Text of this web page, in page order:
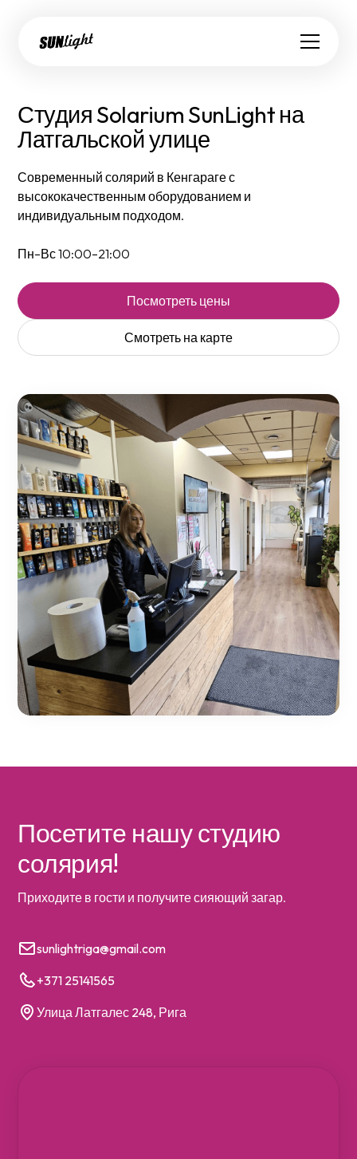
Студия Solarium SunLight на
Латгальской улице
Современный солярий в Кенгараге с
высококачественным оборудованием и
индивидуальным подходом.
Пн–Вс 10:00–21:00
Посмотреть цены
Смотреть на карте
Посетите нашу студию
солярия!
Приходите в гости и получите сияющий загар.
sunlightriga@gmail.com
+371 25141565
Улица Латгалес 248, Рига